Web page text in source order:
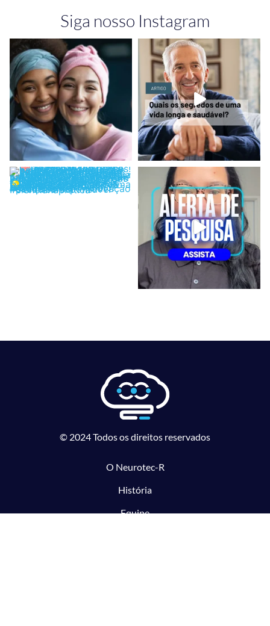
Siga nosso Instagram
© 2024 Todos os direitos reservados
O Neurotec-R
História
Equipe